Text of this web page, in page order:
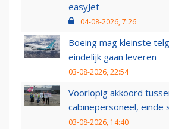
easyJet
04-08-2026, 7:26
Boeing mag kleinste
eindelijk gaan leveren
03-08-2026, 22:54
Voorlopig akkoord
cabinepersoneel, einde
03-08-2026, 14:40